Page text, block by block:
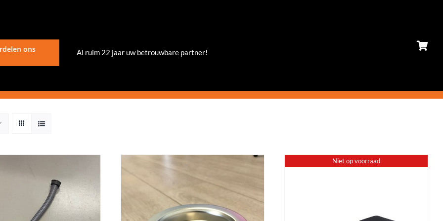
ons Al ruim 22 jaar uw betrouwbare partner!
Niet op voorraad